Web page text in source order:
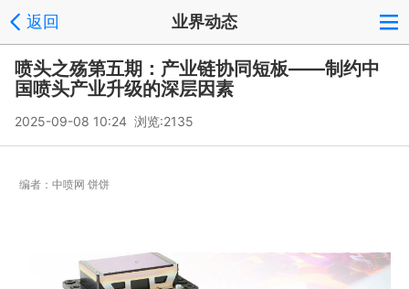
返回 业界动态
喷头之殇第五期：产业链协同短板——制约中
国喷头产业升级的深层因素
2025-09-08 10:24 浏览:2135
编者： 中喷网 饼饼